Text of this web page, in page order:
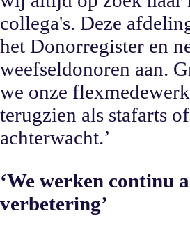
collega's. Deze
het Donorregister en
weefseldonoren aan.
we onze
terugzien als stafarts
achterwacht.’
‘We werken continu
verbetering’